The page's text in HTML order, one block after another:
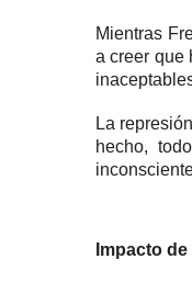
Mientras
a creer que
La
hecho,
Impacto